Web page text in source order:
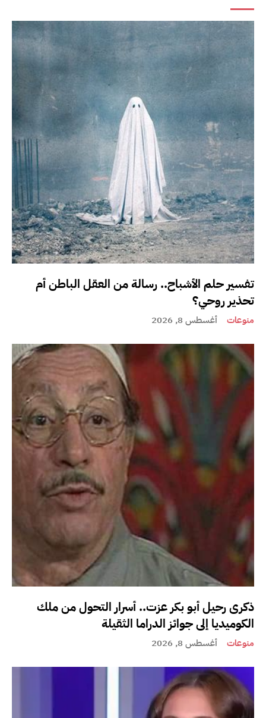
تفسير حلم الأشباح.. رسالة من العقل الباطن أم
تحذير روحي؟
منوعات أغسطس 8, 2026
ذكرى رحيل أبو بكر عزت.. أسرار التحول من ملك
الكوميديا إلى جوائز الدراما الثقيلة
منوعات أغسطس 8, 2026